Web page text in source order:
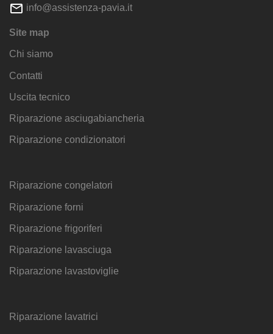
info@assistenza-pavia.it
Site map
Chi siamo
Contatti
Uscita tecnico
Riparazione asciugabiancheria
Riparazione condizionatori
Riparazione congelatori
Riparazione forni
Riparazione frigoriferi
Riparazione lavasciuga
Riparazione lavastoviglie
Riparazione lavatrici